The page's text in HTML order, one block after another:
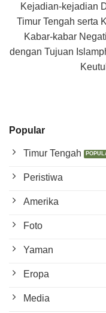
Kejadian-kejadian
Timur Tengah serta
Kabar-kabar
dengan Tujuan
Popular
Timur Tengah
Peristiwa
Amerika
Foto
Yaman
Eropa
Media